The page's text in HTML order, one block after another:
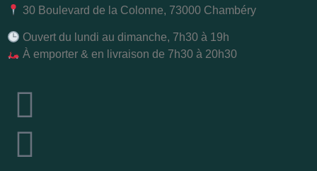
30 Boulevard de la Colonne, 73000 Chambéry
Ouvert du lundi au dimanche, 7h30 à 19h
À emporter & en livraison de 7h30 à 20h30